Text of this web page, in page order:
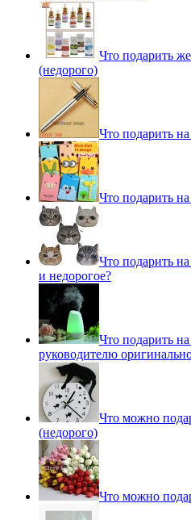
Что подарить
(недорого)
Что подарить
Что подарить
Что подарить
и недорогое?
Что подарить
руководителю
Что можно
(недорого)
Что можно